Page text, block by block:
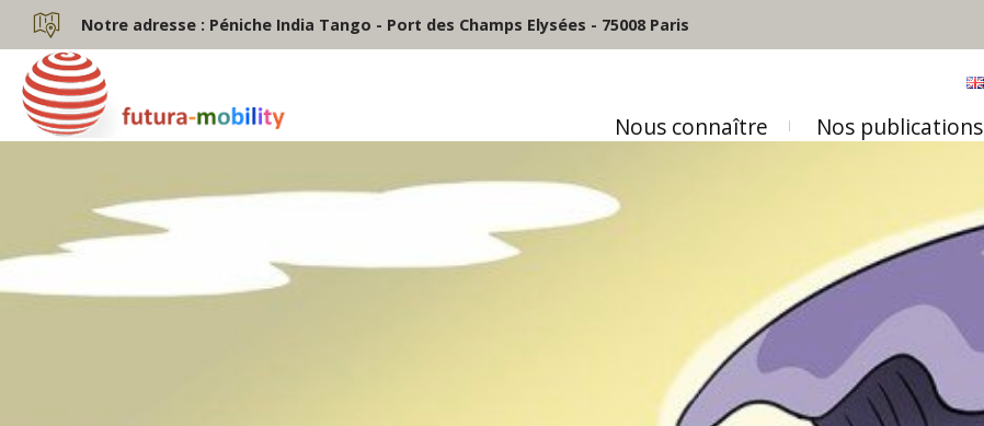
Notre adresse : Péniche India Tango - Port des Champs Elysées - 75008 Paris
Nous connaître Nos publications